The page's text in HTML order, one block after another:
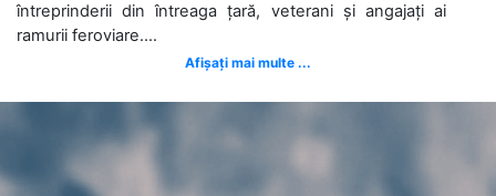
întreprinderii din întreaga țară, veterani și angajați ai
ramurii feroviare....
Afișați mai multe ...